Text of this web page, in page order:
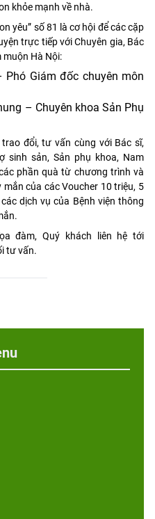
khỏe mạnh về nhà.
yêu” số 81 là cơ hội để các cặp
trực tiếp với Chuyên gia, Bác
muộn Hà Nội:
Phó Giám đốc chuyên môn
– Chuyên khoa Sản Phụ
đổi, tư vấn cùng với Bác sĩ,
sinh sản, Sản phụ khoa, Nam
phần quà từ chương trình và
của các Voucher 10 triệu, 5
dịch vụ của Bệnh viện thông
đàm, Quý khách liên hệ tới
tư vấn.